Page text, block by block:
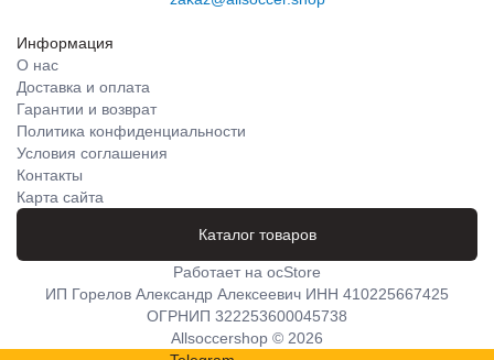
Информация
О нас
Доставка и оплата
Гарантии и возврат
Политика конфиденциальности
Условия соглашения
Контакты
Карта сайта
Каталог товаров
Работает на ocStore
ИП Горелов Александр Алексеевич ИНН 410225667425
ОГРНИП 322253600045738
Allsoccershop © 2026